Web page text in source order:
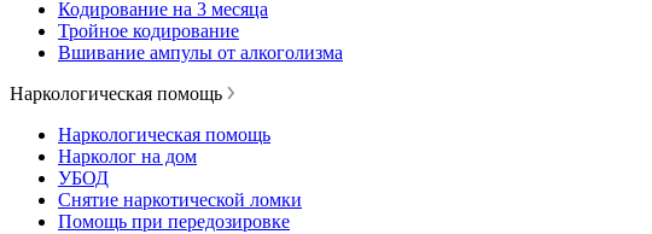
Кодирование на 3 месяца
Тройное кодирование
Вшивание ампулы от алкоголизма
Наркологическая помощь
Наркологическая помощь
Нарколог на дом
УБОД
Снятие наркотической ломки
Помощь при передозировке